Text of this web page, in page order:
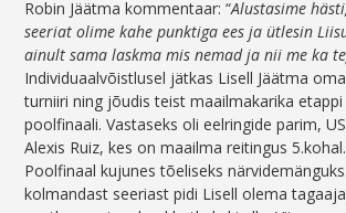
Robin Jäätma kommentaar: “Alustasime
seeriat olime kahe punktiga ees ja ütlesin
ainult sama laskma mis nemad ja nii me ka
Individuaalvõistlusel jätkas Lisell Jäätma
turniiri ning jõudis teist maailmakarika
poolfinaali. Vastaseks oli eelringide parim,
Alexis Ruiz, kes on maailma reitingus 5.kohal.
Poolfinaal kujunes tõeliseks
kolmandast seeriast pidi Lisell olema